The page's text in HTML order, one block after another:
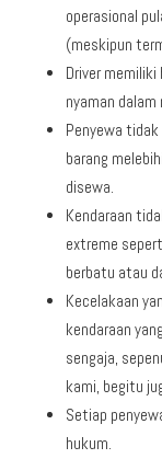
operasional
(meskipun
Driver
nyaman
Penyewa
barang
disewa.
Kendaraan
extreme
berbatu atau
Kecelakaan
kendaraan
sengaja,
kami, begitu
Setiap
hukum.